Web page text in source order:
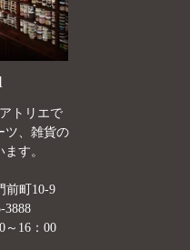
トリエで
ツ、雑貨の
す。
前町10-9
3888
16：00